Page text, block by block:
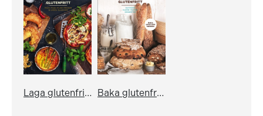
Laga glutenfritt - pasta, pizza, pajer, piroger & andra klassiker Baka glutenfritt